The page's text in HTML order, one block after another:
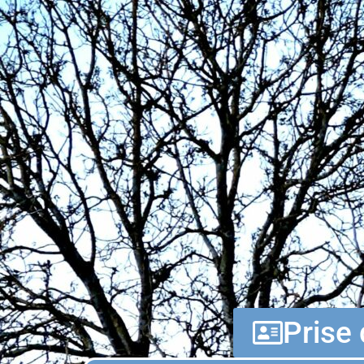
Prise